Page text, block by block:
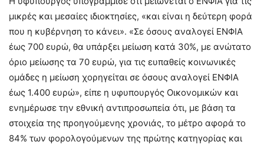
μικρές και μεσαίες ιδιοκτησίες, «και είναι η δεύτερη φορά
που η κυβέρνηση το κάνει». «Σε όσους αναλογεί ΕΝΦΙΑ
έως 700 ευρώ, θα υπάρξει μείωση κατά 30%, με ανώτατο
όριο μείωσης τα 70 ευρώ, για τις ευπαθείς κοινωνικές
ομάδες η μείωση χορηγείται σε όσους αναλογεί ΕΝΦΙΑ
έως 1.400 ευρώ», είπε η υφυπουργός Οικονομικών και
ενημέρωσε την εθνική αντιπροσωπεία ότι, με βάση τα
στοιχεία της προηγούμενης χρονιάς, το μέτρο αφορά το
84% των φορολογούμενων της πρώτης κατηγορίας και